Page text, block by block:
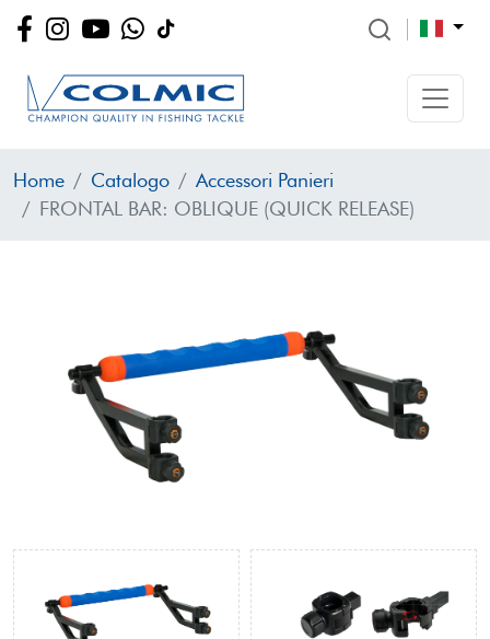
Home Catalogo
Accessori Panieri
FRONTAL BAR: OBLIQUE (QUICK RELEASE)